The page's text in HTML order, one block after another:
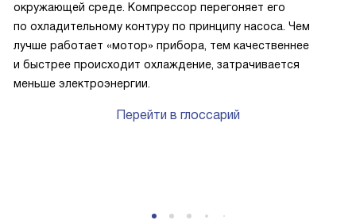
окружающей среде. Компрессор перегоняет его
по охладительному контуру по принципу насоса. Чем
лучше работает «мотор» прибора, тем качественнее
и быстрее происходит охлаждение, затрачивается
меньше электроэнергии.
Перейти в глоссарий